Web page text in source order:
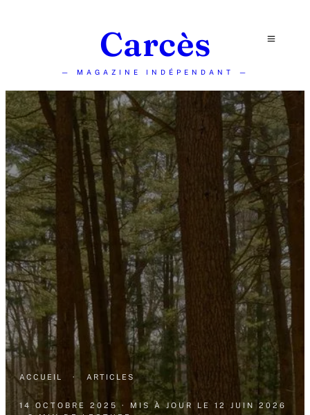
Carcès
— MAGAZINE INDÉPENDANT —
ACCUEIL · ARTICLES
14 OCTOBRE 2025 · MIS À JOUR LE 12 JUIN 2026